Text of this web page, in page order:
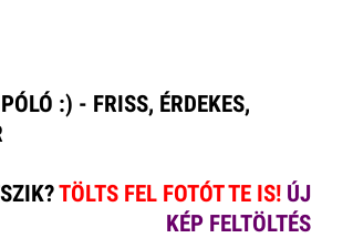
:) - FRISS, ÉRDEKES,
TÖLTS FEL FOTÓT TE IS! ÚJ
KÉP FELTÖLTÉS